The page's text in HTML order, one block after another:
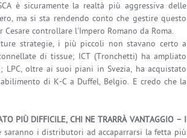
è sicuramente la realtà più aggressiva delle
ma si sta rendendo conto che gestire questo
controllare l'Impero Romano da Roma.
strategie, i più piccoli non stavano certo a
di tissue; ICT (Tronchetti) ha ampliato
oltre ai suoi piani in Svezia, ha acquistato
di K-C a Duffel, Belgio. E credo che la
PIÙ DIFFICILE, CHI NE TRARRÀ VANTAGGIO – I
saranno i distributori ad accaparrarsi la fetta più